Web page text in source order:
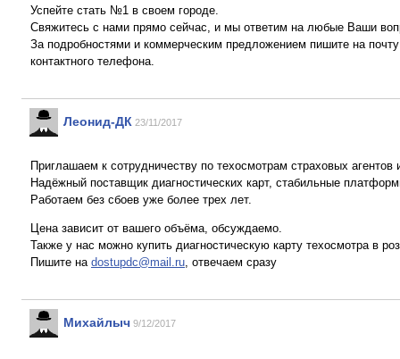
Успейте стать №1 в своем городе.
Свяжитесь с нами прямо сейчас, и мы ответим на любые Ваши
За подробностями и коммерческим предложением пишите на
контактного телефона.
Леонид-ДК 23/11/2017
Приглашаем к сотрудничеству по техосмотрам страховых агентов
Надёжный поставщик диагностических карт, стабильные
Работаем без сбоев уже более трех лет.
Цена зависит от вашего объёма, обсуждаемо.
Также у нас можно купить диагностическую карту техосмотра в
Пишите на dostupdc@mail.ru, отвечаем сразу
Михайлыч 9/12/2017